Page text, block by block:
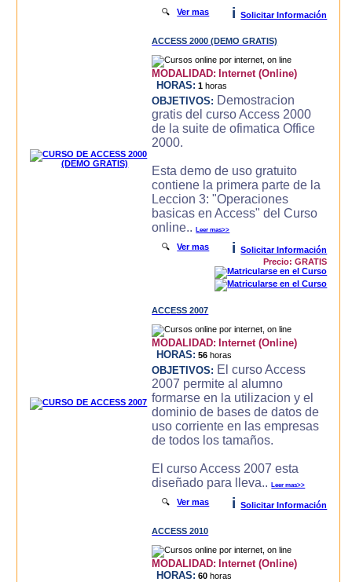
🔍Ver mas i Solicitar Información
ACCESS 2000 (DEMO GRATIS)
MODALIDAD: Internet (Online)
HORAS: 1 horas
OBJETIVOS: Demostracion
gratis del curso Access 2000
de la suite de ofimatica Office
2000.
Esta demo de uso gratuito
contiene la primera parte de la
Leccion 3: "Operaciones
basicas en Access" del Curso
online..Leer mas>>
🔍Ver mas i
Solicitar Información
Precio: GRATIS
ACCESS 2007
MODALIDAD: Internet (Online)
HORAS: 56 horas
OBJETIVOS: El curso Access
2007 permite al alumno
formarse en la utilizacion y el
dominio de bases de datos de
uso corriente en las empresas
de todos los tamaños.
El curso Access 2007 esta
diseñado para lleva..Leer mas>>
🔍Ver mas i Solicitar Información
ACCESS 2010
MODALIDAD: Internet (Online)
HORAS: 60 horas